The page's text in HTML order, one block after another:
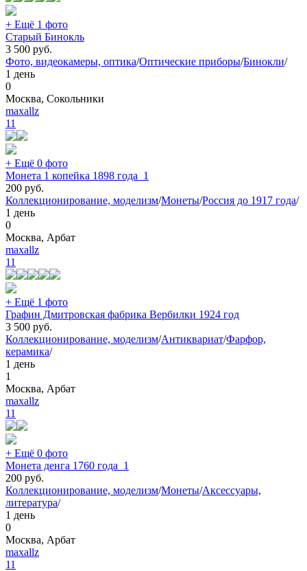
+ Ещё 1 фото
Старый Бинокль
3 500 руб.
Фото, видеокамеры, оптика/Оптические приборы/Бинокли/
1 день
0
Москва, Сокольники
maxallz
11
+ Ещё 0 фото
Монета 1 копейка 1898 года_1
200 руб.
Коллекционирование, моделизм/Монеты/Россия до 1917 года/
1 день
0
Москва, Арбат
maxallz
11
+ Ещё 1 фото
Графин Дмитровская фабрика Вербилки 1924 год
3 500 руб.
Коллекционирование, моделизм/Антиквариат/Фарфор,
керамика/
1 день
1
Москва, Арбат
maxallz
11
+ Ещё 0 фото
Монета денга 1760 года_1
200 руб.
Коллекционирование, моделизм/Монеты/Аксессуары,
литература/
1 день
0
Москва, Арбат
maxallz
11